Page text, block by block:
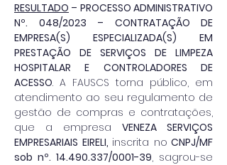
RESULTADO – PROCESSO ADMINISTRATIVO
Nº. 048/2023 – CONTRATAÇÃO DE
EMPRESA(S) ESPECIALIZADA(S) EM
PRESTAÇÃO DE SERVIÇOS DE LIMPEZA
HOSPITALAR E CONTROLADORES DE
ACESSO. A FAUSCS torna público, em
atendimento ao seu regulamento de
gestão de compras e contratações,
que a empresa VENEZA SERVIÇOS
EMPRESARIAIS EIRELI, inscrita no CNPJ/MF
sob nº. 14.490.337/0001-39, sagrou-se